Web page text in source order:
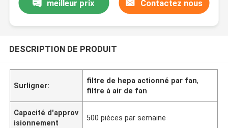
meilleur prix Contactez nous
DESCRIPTION DE PRODUIT
Surligner:
filtre de hepa actionné par fan,
filtre à air de fan
Capacité d'approv
isionnement
500 pièces par semaine